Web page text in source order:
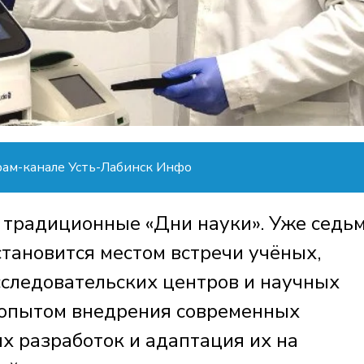
канале Усть-Лабинск Инфо
традиционные «Дни науки». Уже
местом встречи учёных,
центров и научных
внедрения современных
разработок и адаптация их на